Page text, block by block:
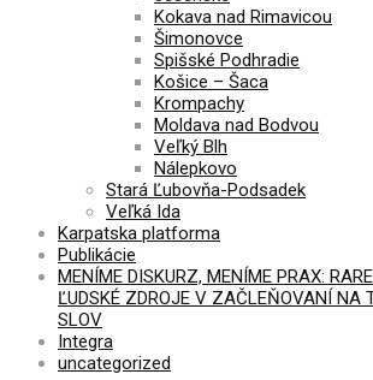
Kokava nad Rimavicou
Šimonovce
Spišské Podhradie
Košice – Šaca
Krompachy
Moldava nad Bodvou
Veľký Blh
Nálepkovo
Stará Ľubovňa-Podsadek
Veľká Ida
Karpatska platforma
Publikácie
MENÍME DISKURZ, MENÍME PRAX:
ĽUDSKÉ ZDROJE V ZAČLEŇOVANÍ NA
SLOV
Integra
uncategorized